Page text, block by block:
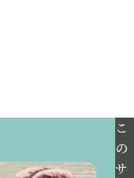
こ
の
サ